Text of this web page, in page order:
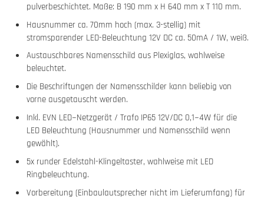
pulverbeschichtet. Maße: B 190 mm x H 640 mm x T 110 mm.
Hausnummer ca. 70mm hoch (max. 3-stellig) mit
stromsparender LED-Beleuchtung 12V DC ca. 50mA / 1W, weiß.
Austauschbares Namensschild aus Plexiglas, wahlweise
beleuchtet.
Die Beschriftungen der Namensschilder kann beliebig von
vorne ausgetauscht werden.
Inkl. EVN LED−Netzgerät / Trafo IP65 12V/DC 0,1−4W für die
LED Beleuchtung (Hausnummer und Namensschild wenn
gewählt).
5x runder Edelstahl-Klingeltaster, wahlweise mit LED
Ringbeleuchtung.
Vorbereitung (Einbaulautsprecher nicht im Lieferumfang) für